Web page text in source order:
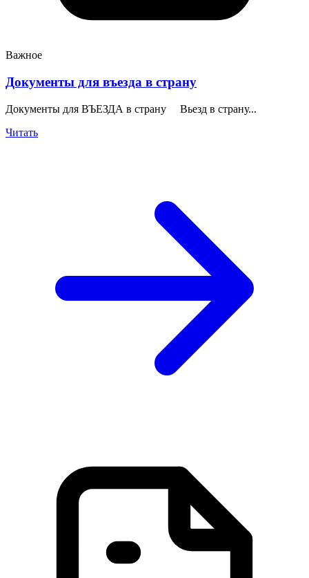
Важное
Документы для въезда в страну
Документы для ВЪЕЗДА в страну Вьезд в страну...
Читать